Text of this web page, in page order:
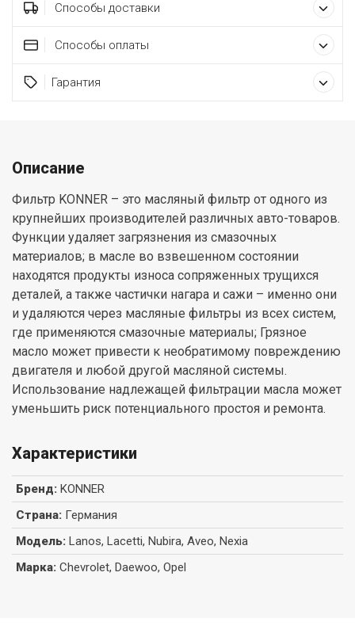
Способы доставки
Способы оплаты
Гарантия
Описание
Фильтр KONNER – это масляный фильтр от одного из
крупнейших производителей различных авто-товаров.
Функции удаляет загрязнения из смазочных
материалов; в масле во взвешенном состоянии
находятся продукты износа сопряженных трущихся
деталей, а также частички нагара и сажи – именно они
и удаляются через масляные фильтры из всех систем,
где применяются смазочные материалы; Грязное
масло может привести к необратимому повреждению
двигателя и любой другой масляной системы.
Использование надлежащей фильтрации масла может
уменьшить риск потенциального простоя и ремонта.
Характеристики
Бренд: KONNER
Страна: Германия
Модель: Lanos, Lacetti, Nubira, Aveo, Nexia
Марка: Chevrolet, Daewoo, Opel